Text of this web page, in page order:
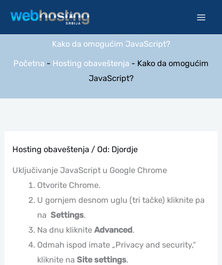
sadržaj
Kako da omogućim JavaScript?
Početna - Hosting obaveštenja - Kako da omogućim
JavaScript?
Hosting obaveštenja / Od: Djordje
Uključivanje JavaScript u Google Chrome
Otvorite Chrome.
U gornjem desnom uglu (tri tačke) kliknite pa
na Settings.
Na dnu kliknite Advanced.
Odmah ispod imate „Privacy and security,“
kliknite na Site settings.